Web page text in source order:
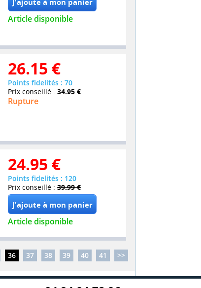
Article disponible
26.15 €
Points fidelités : 70
Prix conseillé : 34.95 €
Rupture
24.95 €
Points fidelités : 120
Prix conseillé : 39.99 €
Article disponible
36 37 38 39 40 41 >>